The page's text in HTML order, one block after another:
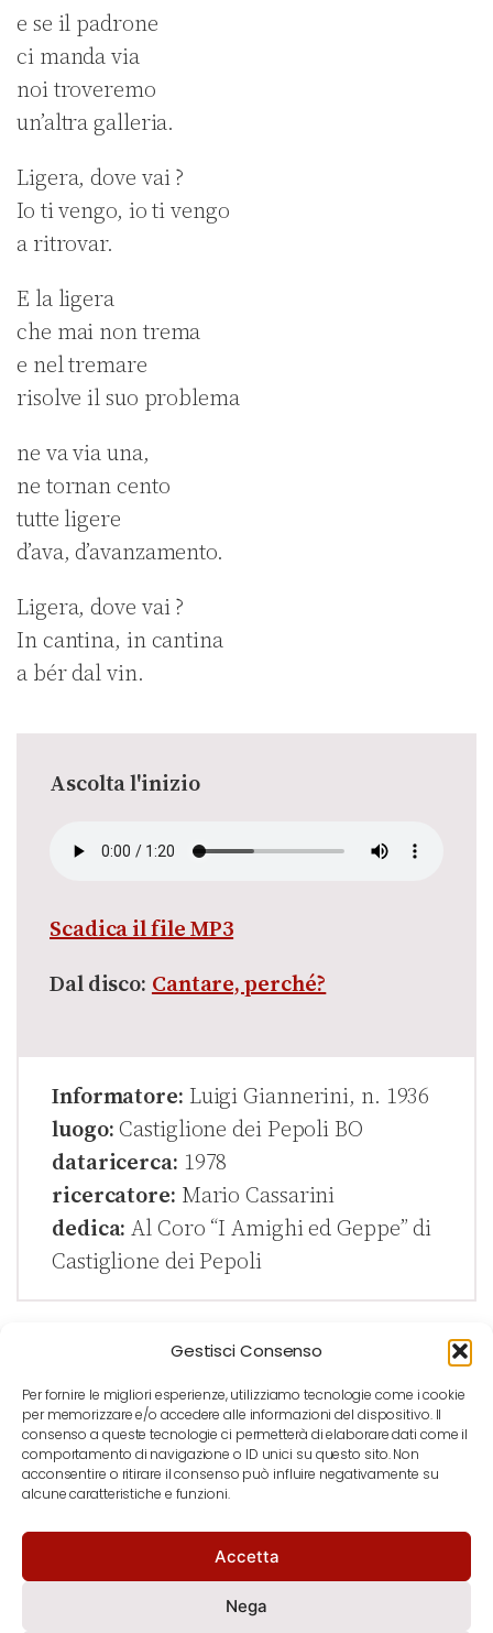
Gestisci Consenso
Per fornire le migliori esperienze, utilizziamo tecnologie come i cookie
per memorizzare e/o accedere alle informazioni del dispositivo. Il
consenso a queste tecnologie ci permetterà di elaborare dati come il
comportamento di navigazione o ID unici su questo sito. Non
acconsentire o ritirare il consenso può influire negativamente su
alcune caratteristiche e funzioni.
Accetta
Nega
e se il padrone
ci manda via
noi troveremo
un’altra galleria.
Ligera, dove vai ?
Io ti vengo, io ti vengo
a ritrovar.
E la ligera
che mai non trema
e nel tremare
risolve il suo problema
ne va via una,
ne tornan cento
tutte ligere
d’ava, d’avanzamento.
Ligera, dove vai ?
In cantina, in cantina
a bér dal vin.
Ascolta l'inizio
Scadica il file MP3
Dal disco: Cantare, perché?
Informatore: Luigi Giannerini, n. 1936
luogo:Castiglione dei Pepoli BO
dataricerca: 1978
ricercatore: Mario Cassarini
dedica: Al Coro “I Amighi ed Geppe” di
Castiglione dei Pepoli
contatti